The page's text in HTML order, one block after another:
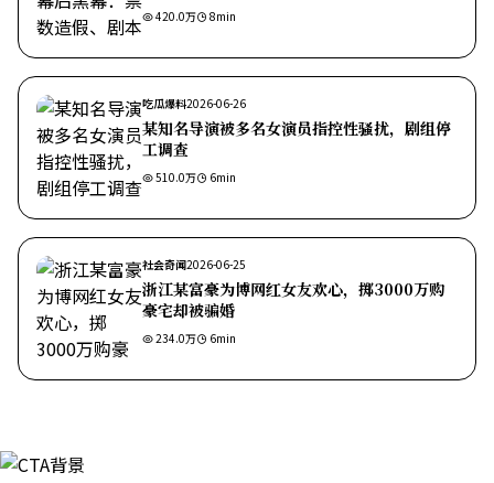
420.0万 8min
吃瓜爆料2026-06-26
某知名导演被多名女演员指控性骚扰，剧组停
工调查
510.0万 6min
社会奇闻2026-06-25
浙江某富豪为博网红女友欢心，掷3000万购
豪宅却被骗婚
234.0万 6min